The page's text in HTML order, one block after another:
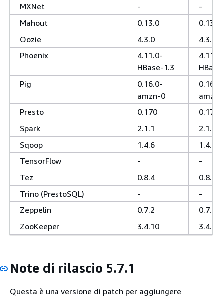
MXNet
-
-
Mahout
0.13.0
0.13.0
Oozie
4.3.0
4.3.0
Phoenix
4.11.0-
HBase-1.3
Pig
0.16.0-
amzn-0
Presto
0.170
0.170
Spark
2.1.1
2.1.1
Sqoop
1.4.6
1.4.6
TensorFlow
-
-
Tez
0.8.4
0.8.4
Trino (PrestoSQL)
-
-
Zeppelin
0.7.2
0.7.2
ZooKeeper
3.4.10 3.4.10
Note di rilascio 5.7.1
Questa è una versione di patch per aggiungere